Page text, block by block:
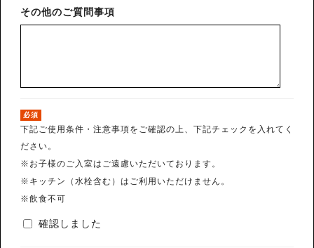
その他のご質問事項
必須
下記ご使用条件・注意事項をご確認の上、下記チェックを入れてく
ださい。
※お子様のご入室はご遠慮いただいております。
※キッチン（水栓含む）はご利用いただけません。
※飲食不可
確認しました